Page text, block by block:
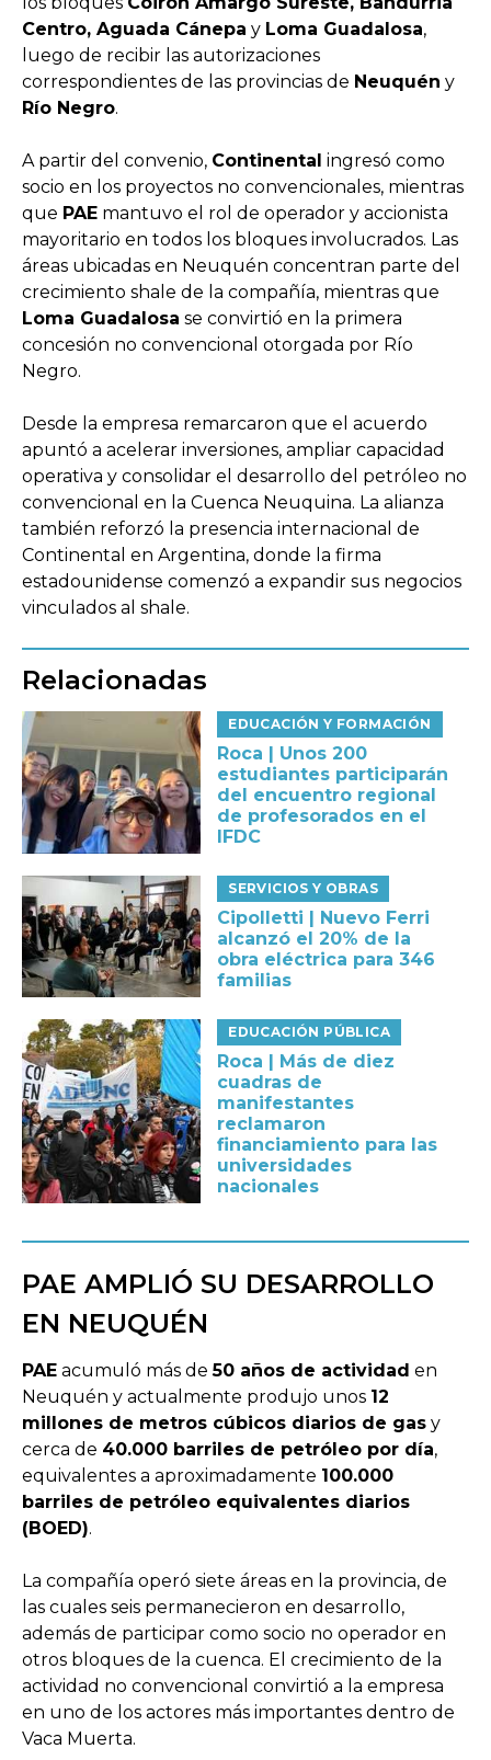
Centro, Aguada Cánepa y Loma Guadalosa,
luego de recibir las autorizaciones
correspondientes de las provincias de Neuquén y
Río Negro.
A partir del convenio, Continental ingresó como
socio en los proyectos no convencionales, mientras
que PAE mantuvo el rol de operador y accionista
mayoritario en todos los bloques involucrados. Las
áreas ubicadas en Neuquén concentran parte del
crecimiento shale de la compañía, mientras que
Loma Guadalosa se convirtió en la primera
concesión no convencional otorgada por Río
Negro.
Desde la empresa remarcaron que el acuerdo
apuntó a acelerar inversiones, ampliar capacidad
operativa y consolidar el desarrollo del petróleo no
convencional en la Cuenca Neuquina. La alianza
también reforzó la presencia internacional de
Continental en Argentina, donde la firma
estadounidense comenzó a expandir sus negocios
vinculados al shale.
Relacionadas
EDUCACIÓN Y FORMACIÓN
Roca | Unos 200
estudiantes participarán
del encuentro regional
de profesorados en el
IFDC
SERVICIOS Y OBRAS
Cipolletti | Nuevo Ferri
alcanzó el 20% de la
obra eléctrica para 346
familias
EDUCACIÓN PÚBLICA
Roca | Más de diez
cuadras de
manifestantes
reclamaron
financiamiento para las
universidades
nacionales
PAE AMPLIÓ SU DESARROLLO
EN NEUQUÉN
PAE acumuló más de50 años de actividad en
Neuquén y actualmente produjo unos 12
millones de metros cúbicos diarios de gas y
cerca de 40.000 barriles de petróleo por día,
equivalentes a aproximadamente 100.000
barriles de petróleo equivalentes diarios
(BOED).
La compañía operó siete áreas en la provincia, de
las cuales seis permanecieron en desarrollo,
además de participar como socio no operador en
otros bloques de la cuenca. El crecimiento de la
actividad no convencional convirtió a la empresa
en uno de los actores más importantes dentro de
Vaca Muerta.